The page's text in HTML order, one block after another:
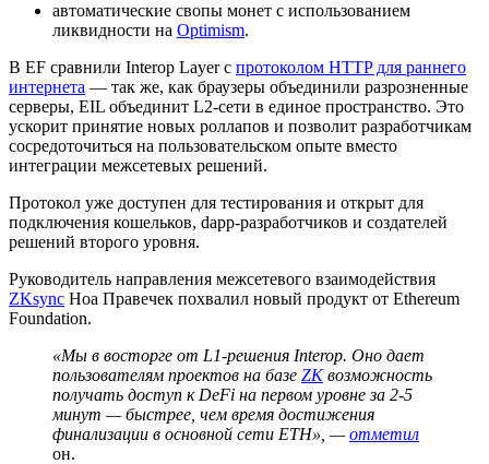
автоматические свопы монет с использованием
ликвидности на Optimism.
В EF сравнили Interop Layer с протоколом HTTP для раннего
интернета — так же, как браузеры объединили разрозненные
серверы, EIL объединит L2-сети в единое пространство. Это
ускорит принятие новых роллапов и позволит разработчикам
сосредоточиться на пользовательском опыте вместо
интеграции межсетевых решений.
Протокол уже доступен для тестирования и открыт для
подключения кошельков, dapp-разработчиков и создателей
решений второго уровня.
Руководитель направления межсетевого взаимодействия
ZKsync Ноа Правечек похвалил новый продукт от Ethereum
Foundation.
«Мы в восторге от L1-решения Interop. Оно дает
пользователям проектов на базе ZKвозможность
получать доступ к DeFi на первом уровне за 2-5
минут — быстрее, чем время достижения
финализации в основной сети ETH», —отметил
он.